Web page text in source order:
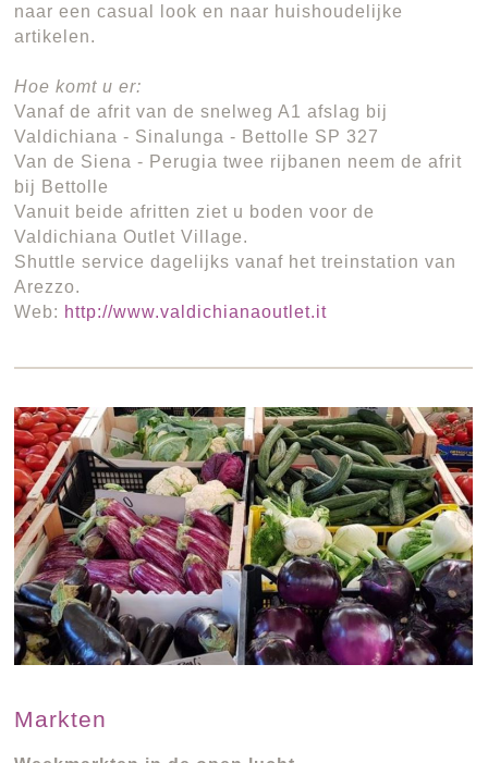
naar een casual look en naar huishoudelijke
artikelen.
Hoe komt u er:
Vanaf de afrit van de snelweg A1 afslag bij
Valdichiana - Sinalunga - Bettolle SP 327
Van de Siena - Perugia twee rijbanen neem de afrit
bij Bettolle
Vanuit beide afritten ziet u boden voor de
Valdichiana Outlet Village.
Shuttle service dagelijks vanaf het treinstation van
Arezzo.
Web: http://www.valdichianaoutlet.it
Markten